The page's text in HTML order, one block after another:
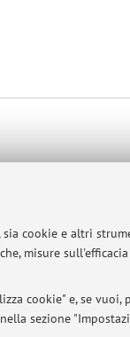
cookie e altri
misure
cookie" e, se
sezione